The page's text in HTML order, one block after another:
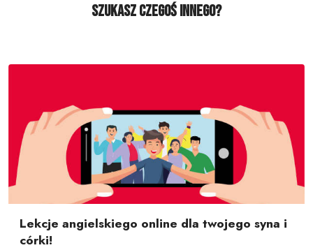
Szukasz czegoś innego?
Lekcje angielskiego online dla twojego syna i
córki!